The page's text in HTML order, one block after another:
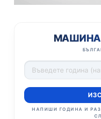
МАШИНА
НАПИШИ ГОДИНА И